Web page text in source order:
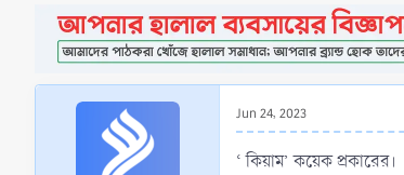
d
s
t
a
r
d
a
t
e
Jun 24, 2023
‘ কিয়াম’ কয়েক প্রকারের।